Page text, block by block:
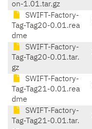
on-1.01.tar.gz
SWIFT-Factory-
Tag-Tag20-0.01.rea
dme
SWIFT-Factory-
Tag-Tag20-0.01.tar.
gz
SWIFT-Factory-
Tag-Tag21-0.01.rea
dme
SWIFT-Factory-
Tag-Tag21-0.01.tar.